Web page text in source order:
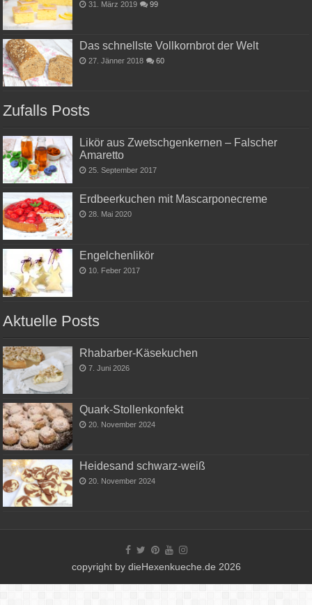
31. März 2019 99
Das schnellste Vollkornbrot der Welt
27. Jänner 2018 60
Zufalls Posts
Likör aus Zwetschgenkernen – Falscher
Amaretto
25. September 2017
Erdbeerkuchen mit Mascarponecreme
28. Mai 2020
Engelchenlikör
10. Feber 2017
Aktuelle Posts
Rhabarber-Käsekuchen
7. Juni 2026
Quark-Stollenkonfekt
20. November 2024
Heidesand schwarz-weiß
20. November 2024
copyright by dieHexenkueche.de 2026